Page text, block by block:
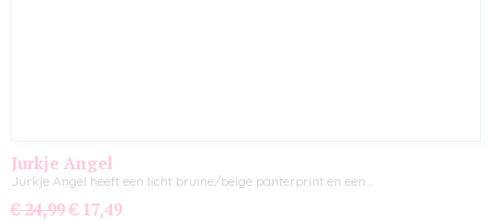
Jurkje Angel
Jurkje Angel heeft een licht bruine/beige panterprint en een…
€ 24,99 € 17,49